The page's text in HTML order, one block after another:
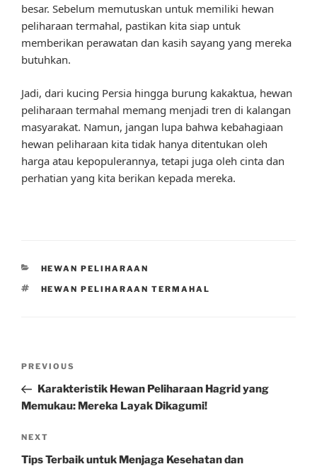
besar. Sebelum memutuskan untuk memiliki hewan
peliharaan termahal, pastikan kita siap untuk
memberikan perawatan dan kasih sayang yang mereka
butuhkan.
Jadi, dari kucing Persia hingga burung kakaktua, hewan
peliharaan termahal memang menjadi tren di kalangan
masyarakat. Namun, jangan lupa bahwa kebahagiaan
hewan peliharaan kita tidak hanya ditentukan oleh
harga atau kepopulerannya, tetapi juga oleh cinta dan
perhatian yang kita berikan kepada mereka.
CATEGORIES
HEWAN PELIHARAAN
TAGS
HEWAN PELIHARAAN TERMAHAL
Previous
Post
PREVIOUS
Karakteristik Hewan Peliharaan Hagrid yang
Memukau: Mereka Layak Dikagumi!
Next
Post
NEXT
Tips Terbaik untuk Menjaga Kesehatan dan